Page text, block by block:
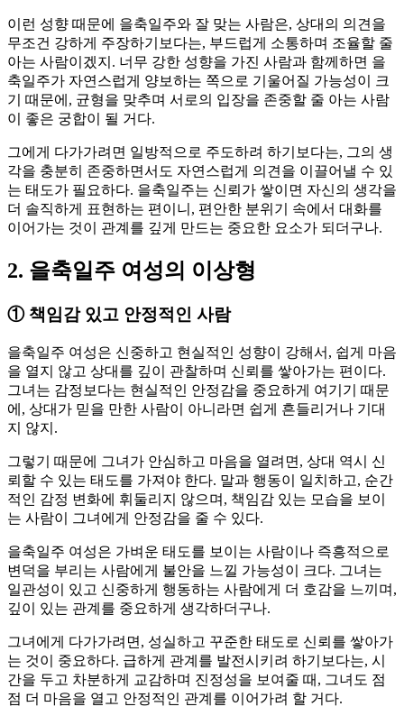
이런 성향 때문에 을축일주와 잘 맞는 사람은, 상대의 의견을
무조건 강하게 주장하기보다는, 부드럽게 소통하며 조율할 줄
아는 사람이겠지. 너무 강한 성향을 가진 사람과 함께하면 을
축일주가 자연스럽게 양보하는 쪽으로 기울어질 가능성이 크
기 때문에, 균형을 맞추며 서로의 입장을 존중할 줄 아는 사람
이 좋은 궁합이 될 거다.
그에게 다가가려면 일방적으로 주도하려 하기보다는, 그의 생
각을 충분히 존중하면서도 자연스럽게 의견을 이끌어낼 수 있
는 태도가 필요하다. 을축일주는 신뢰가 쌓이면 자신의 생각을
더 솔직하게 표현하는 편이니, 편안한 분위기 속에서 대화를
이어가는 것이 관계를 깊게 만드는 중요한 요소가 되더구나.
2. 을축일주 여성의 이상형
①책임감 있고 안정적인 사람
을축일주 여성은 신중하고 현실적인 성향이 강해서, 쉽게 마음
을 열지 않고 상대를 깊이 관찰하며 신뢰를 쌓아가는 편이다.
그녀는 감정보다는 현실적인 안정감을 중요하게 여기기 때문
에, 상대가 믿을 만한 사람이 아니라면 쉽게 흔들리거나 기대
지 않지.
그렇기 때문에 그녀가 안심하고 마음을 열려면, 상대 역시 신
뢰할 수 있는 태도를 가져야 한다. 말과 행동이 일치하고, 순간
적인 감정 변화에 휘둘리지 않으며, 책임감 있는 모습을 보이
는 사람이 그녀에게 안정감을 줄 수 있다.
을축일주 여성은 가벼운 태도를 보이는 사람이나 즉흥적으로
변덕을 부리는 사람에게 불안을 느낄 가능성이 크다. 그녀는
일관성이 있고 신중하게 행동하는 사람에게 더 호감을 느끼며,
깊이 있는 관계를 중요하게 생각하더구나.
그녀에게 다가가려면, 성실하고 꾸준한 태도로 신뢰를 쌓아가
는 것이 중요하다. 급하게 관계를 발전시키려 하기보다는, 시
간을 두고 차분하게 교감하며 진정성을 보여줄 때, 그녀도 점
점 더 마음을 열고 안정적인 관계를 이어가려 할 거다.